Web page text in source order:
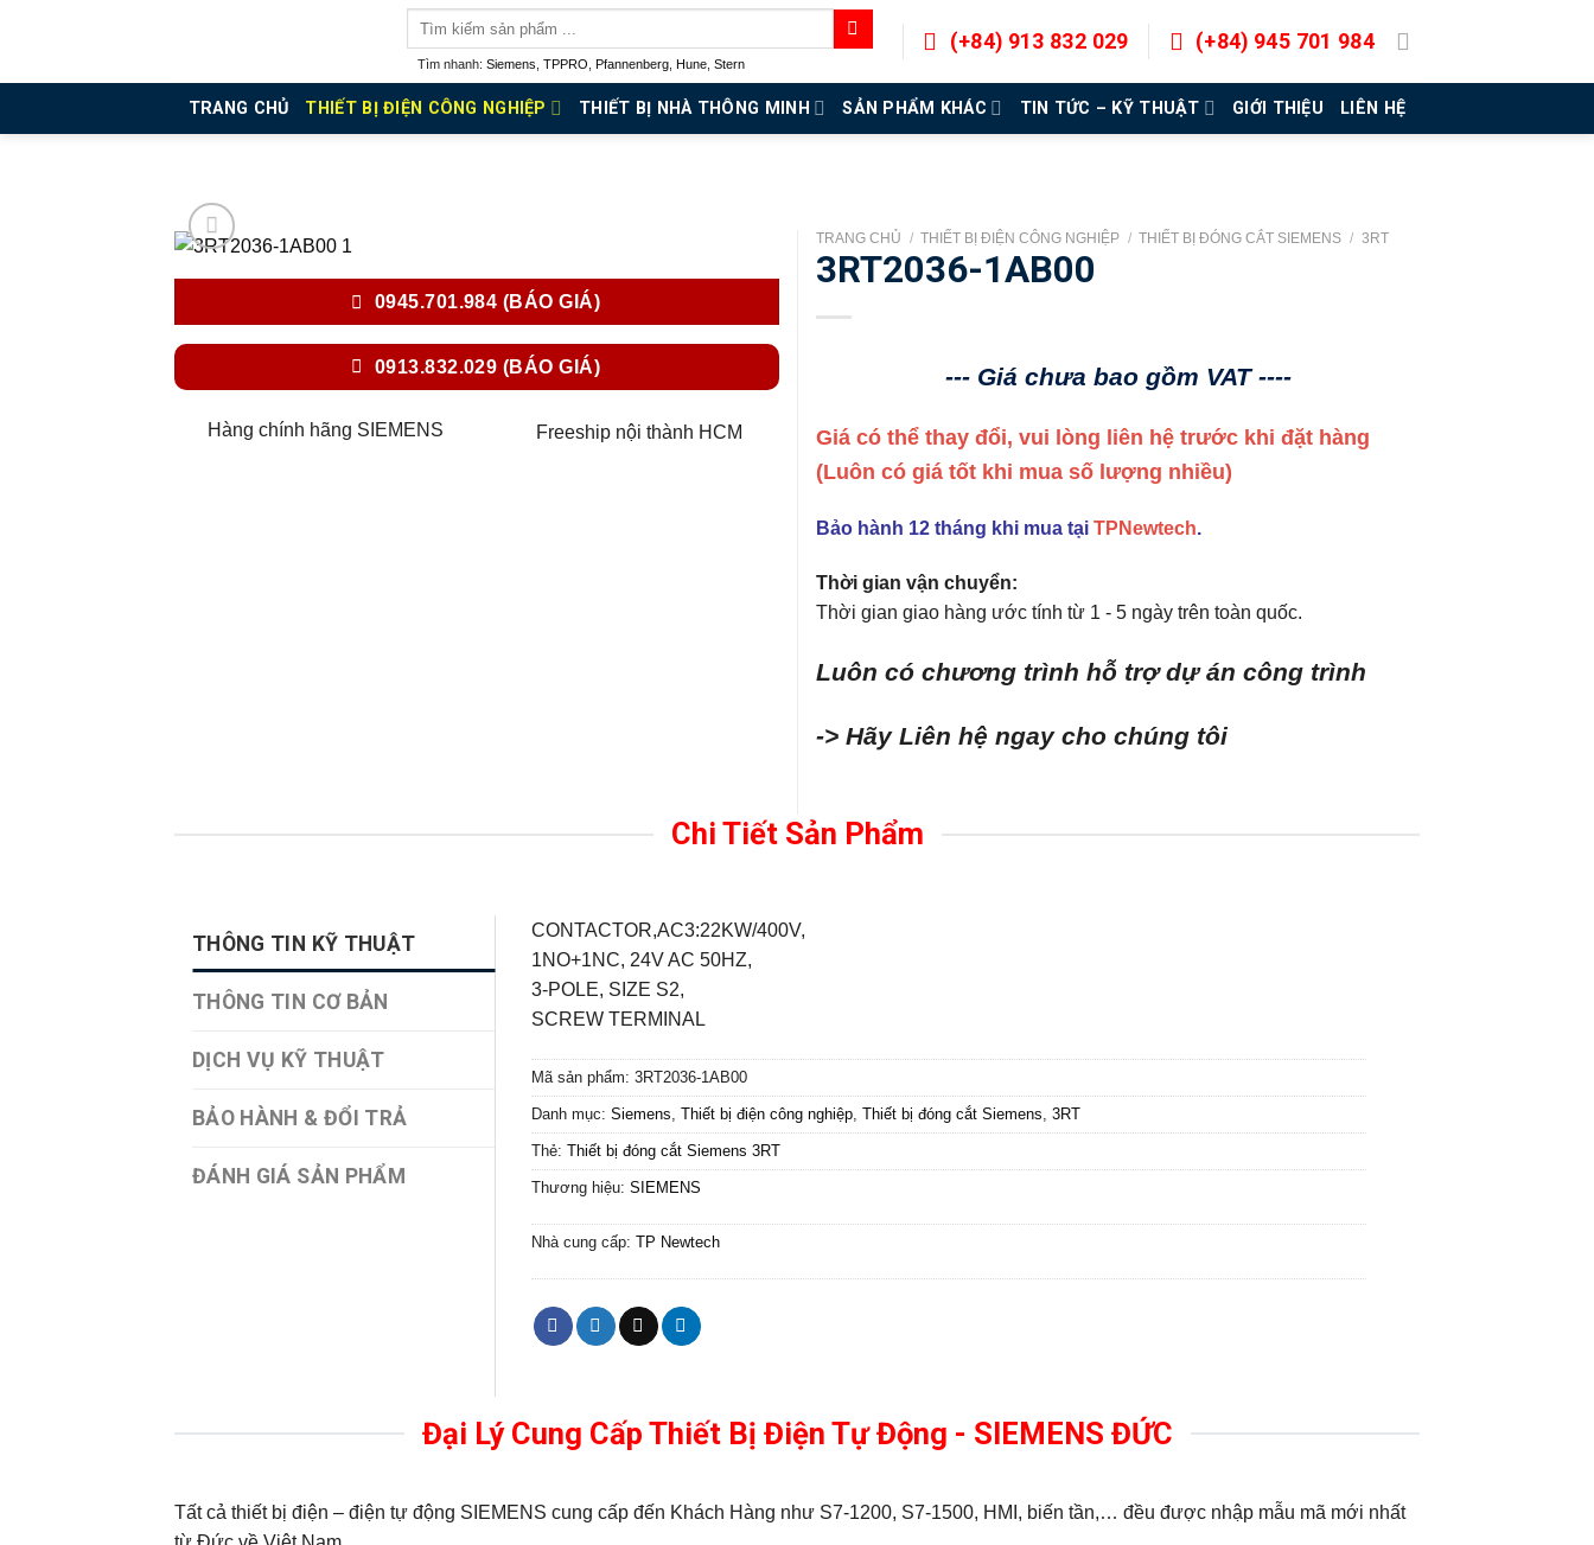
Tìm nhanh: Siemens TPPRO Pfannenberg Hune Stern
(+84) 913 832 029 (+84) 945 701 984
TRANG CHỦ THIẾT BỊ ĐIỆN CÔNG NGHIỆP THIẾT BỊ NHÀ THÔNG MINH SẢN PHẨM KHÁC TIN TỨC – KỸ THUẬT GIỚI THIỆU LIÊN HỆ
0945.701.984 (BÁO GIÁ)
0913.832.029 (BÁO GIÁ)
Hàng chính hãng SIEMENS Freeship nội thành HCM
TRANG CHỦ / THIẾT BỊ ĐIỆN CÔNG NGHIỆP / THIẾT BỊ ĐÓNG CẮT SIEMENS / 3RT
3RT2036-1AB00
--- Giá chưa bao gồm VAT ----
Giá có thể thay đổi, vui lòng liên hệ trước khi đặt hàng
(Luôn có giá tốt khi mua số lượng nhiều)
Bảo hành 12 tháng khi mua tại TPNewtech.
Thời gian vận chuyển:
Thời gian giao hàng ước tính từ 1 - 5 ngày trên toàn quốc.
Luôn có chương trình hỗ trợ dự án công trình
-> Hãy Liên hệ ngay cho chúng tôi
Chi Tiết Sản Phẩm
THÔNG TIN KỸ THUẬT
THÔNG TIN CƠ BẢN
DỊCH VỤ KỸ THUẬT
BẢO HÀNH & ĐỔI TRẢ
ĐÁNH GIÁ SẢN PHẨM
CONTACTOR,AC3:22KW/400V,
1NO+1NC, 24V AC 50HZ,
3-POLE, SIZE S2,
SCREW TERMINAL
Mã sản phẩm: 3RT2036-1AB00
Danh mục: Siemens Thiết bị điện công nghiệp Thiết bị đóng cắt Siemens 3RT
Thẻ: Thiết bị đóng cắt Siemens 3RT
Thương hiệu: SIEMENS
Nhà cung cấp: TP Newtech
Đại Lý Cung Cấp Thiết Bị Điện Tự Động - SIEMENS ĐỨC
Tất cả thiết bị điện – điện tự động SIEMENS cung cấp đến Khách Hàng như S7-1200, S7-1500, HMI, biến tần,… đều được nhập mẫu mã mới nhất